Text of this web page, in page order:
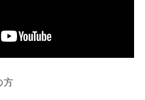
方